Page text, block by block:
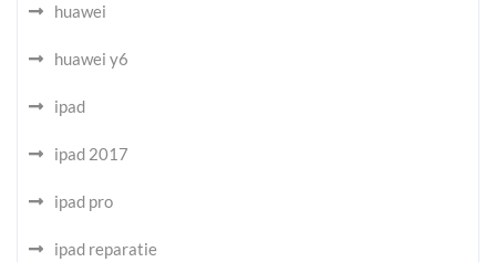
huawei
huawei y6
ipad
ipad 2017
ipad pro
ipad reparatie